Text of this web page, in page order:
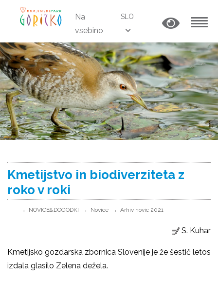
Na
vsebino
SLO
Kmetijstvo in biodiverziteta z
roko v roki
NOVICE&DOGODKI Novice Arhiv novic 2021
S. Kuhar
Kmetijsko gozdarska zbornica Slovenije je že šestič letos
izdala glasilo Zelena dežela.